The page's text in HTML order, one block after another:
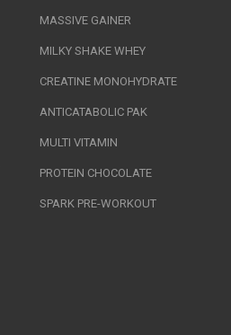
MASSIVE GAINER
MILKY SHAKE WHEY
CREATINE MONOHYDRATE
ANTICATABOLIC PAK
MULTI VITAMIN
PROTEIN CHOCOLATE
SPARK PRE-WORKOUT